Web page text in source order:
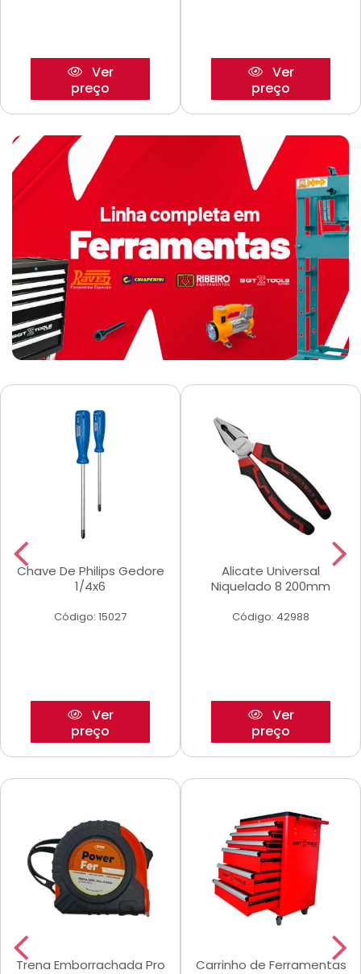
Ver
preço
Ver
preço
Chave De Philips Gedore
1/4x6
Código: 15027
Ver
preço
Alicate Universal
Niquelado 8 200mm
Código: 42988
Ver
preço
Trena Emborrachada Pro
Carrinho de Ferramentas